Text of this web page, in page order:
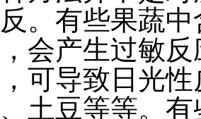
。有些果蔬
会产生过敏
可导致日光
土豆等等。